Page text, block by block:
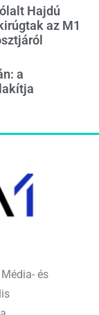
Hajdú
az M1
a
és